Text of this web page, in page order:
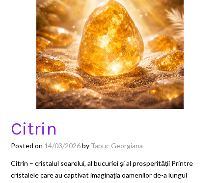
Citrin
Posted on 14/03/2026by Tapuc Georgiana
Citrin – cristalul soarelui, al bucuriei și al prosperității Printre
cristalele care au captivat imaginația oamenilor de-a lungul